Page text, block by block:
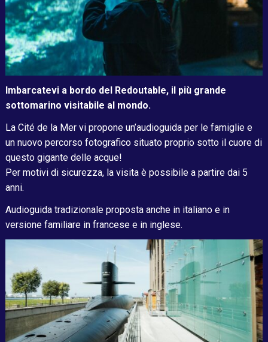
Imbarcatevi a bordo del Redoutable, il più grande
sottomarino visitabile al mondo.
La Cité de la Mer vi propone un’audioguida per le famiglie e
un nuovo percorso fotografico situato proprio sotto il cuore di
questo gigante delle acque!
Per motivi di sicurezza, la visita è possibile a partire dai 5
anni.
Audioguida tradizionale proposta anche in italiano e in
versione familiare in francese e in inglese.